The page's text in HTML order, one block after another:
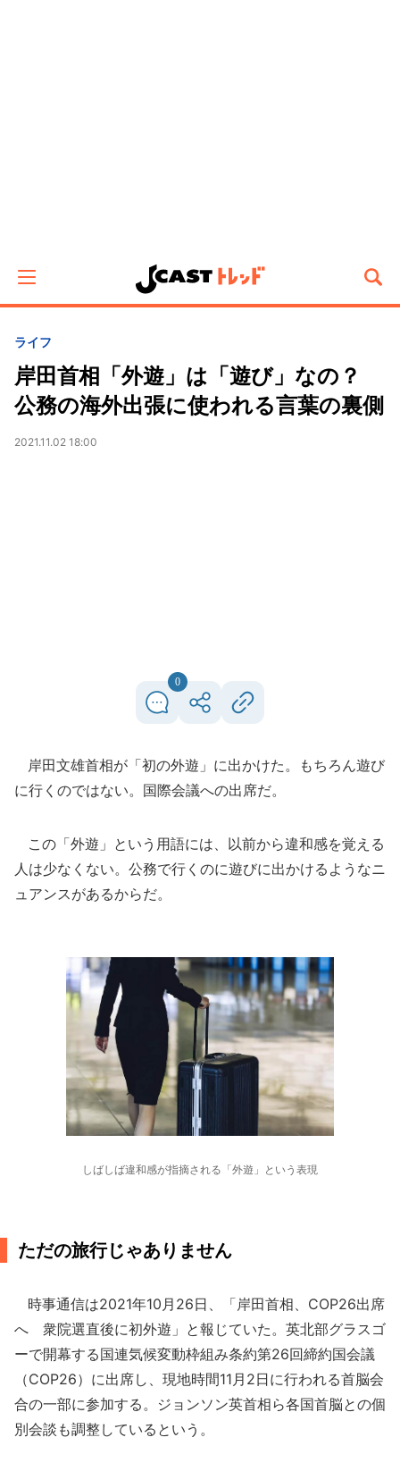
ライフ
岸田首相「外遊」は「遊び」なの？
公務の海外出張に使われる言葉の裏側
2021.11.02 18:00
0
岸田文雄首相が「初の外遊」に出かけた。もちろん遊び
に行くのではない。国際会議への出席だ。
この「外遊」という用語には、以前から違和感を覚える
人は少なくない。公務で行くのに遊びに出かけるようなニ
ュアンスがあるからだ。
しばしば違和感が指摘される「外遊」という表現
ただの旅行じゃありません
時事通信は2021年10月26日、「岸田首相、COP26出席
へ 衆院選直後に初外遊」と報じていた。英北部グラスゴ
ーで開幕する国連気候変動枠組み条約第26回締約国会議
（COP26）に出席し、現地時間11月2日に行われる首脳会
合の一部に参加する。ジョンソン英首相ら各国首脳との個
別会談も調整しているという。